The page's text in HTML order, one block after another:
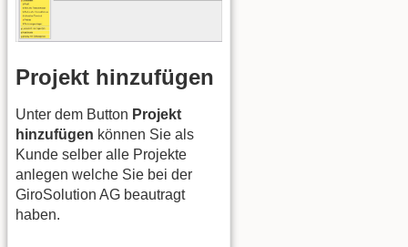
Projekt hinzufügen
Unter dem Button Projekt
hinzufügen können Sie als
Kunde selber alle Projekte
anlegen welche Sie bei der
GiroSolution AG beautragt
haben.